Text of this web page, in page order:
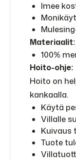
Imee
Materiaalit:
100%
Hoito-ohje:
Hoito on
kankaalla.
Käytä
Villalle
Kuivaus
Tuote